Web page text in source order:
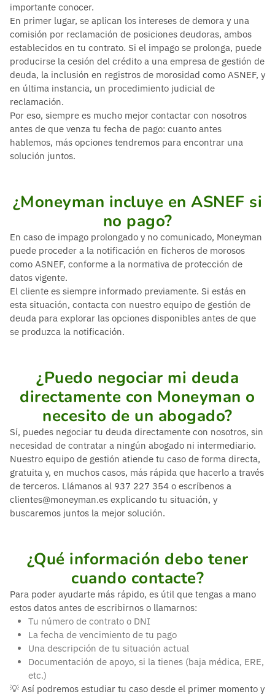
importante conocer.
En primer lugar, se aplican los intereses de demora y una
comisión por reclamación de posiciones deudoras, ambos
establecidos en tu contrato. Si el impago se prolonga, puede
producirse la cesión del crédito a una empresa de gestión de
deuda, la inclusión en registros de morosidad como ASNEF, y
en última instancia, un procedimiento judicial de
reclamación.
Por eso, siempre es mucho mejor contactar con nosotros
antes de que venza tu fecha de pago: cuanto antes
hablemos, más opciones tendremos para encontrar una
solución juntos.
¿Moneyman incluye en ASNEF si
no pago?
En caso de impago prolongado y no comunicado, Moneyman
puede proceder a la notificación en ficheros de morosos
como ASNEF, conforme a la normativa de protección de
datos vigente.
El cliente es siempre informado previamente. Si estás en
esta situación, contacta con nuestro equipo de gestión de
deuda para explorar las opciones disponibles antes de que
se produzca la notificación.
¿Puedo negociar mi deuda
directamente con Moneyman o
necesito de un abogado?
Sí, puedes negociar tu deuda directamente con nosotros, sin
necesidad de contratar a ningún abogado ni intermediario.
Nuestro equipo de gestión atiende tu caso de forma directa,
gratuita y, en muchos casos, más rápida que hacerlo a través
de terceros. Llámanos al 937 227 354 o escríbenos a
clientes@moneyman.es explicando tu situación, y
buscaremos juntos la mejor solución.
¿Qué información debo tener
cuando contacte?
Para poder ayudarte más rápido, es útil que tengas a mano
estos datos antes de escribirnos o llamarnos:
Tu número de contrato o DNI
La fecha de vencimiento de tu pago
Una descripción de tu situación actual
Documentación de apoyo, si la tienes (baja médica, ERE,
etc.)
💡 Así podremos estudiar tu caso desde el primer momento y